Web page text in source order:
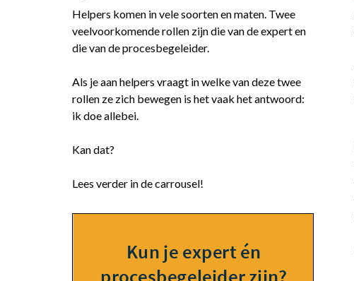
Helpers komen in vele soorten en maten. Twee
veelvoorkomende rollen zijn die van de expert en
die van de procesbegeleider.
Als je aan helpers vraagt in welke van deze twee
rollen ze zich bewegen is het vaak het antwoord:
ik doe allebei.
Kan dat?
Lees verder in de carrousel!